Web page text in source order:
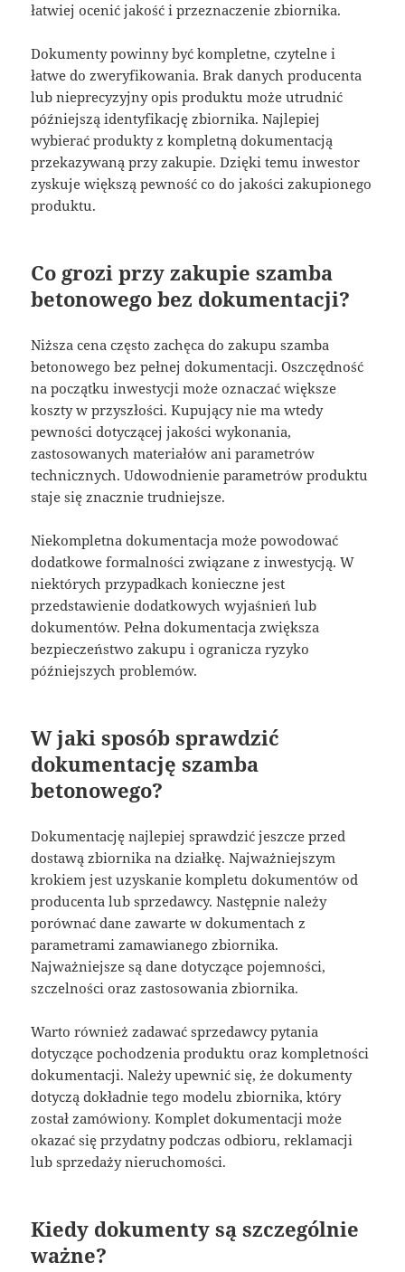
łatwiej ocenić jakość i przeznaczenie zbiornika.
Dokumenty powinny być kompletne, czytelne i
łatwe do zweryfikowania. Brak danych producenta
lub nieprecyzyjny opis produktu może utrudnić
późniejszą identyfikację zbiornika. Najlepiej
wybierać produkty z kompletną dokumentacją
przekazywaną przy zakupie. Dzięki temu inwestor
zyskuje większą pewność co do jakości zakupionego
produktu.
Co grozi przy zakupie szamba
betonowego bez dokumentacji?
Niższa cena często zachęca do zakupu szamba
betonowego bez pełnej dokumentacji. Oszczędność
na początku inwestycji może oznaczać większe
koszty w przyszłości. Kupujący nie ma wtedy
pewności dotyczącej jakości wykonania,
zastosowanych materiałów ani parametrów
technicznych. Udowodnienie parametrów produktu
staje się znacznie trudniejsze.
Niekompletna dokumentacja może powodować
dodatkowe formalności związane z inwestycją. W
niektórych przypadkach konieczne jest
przedstawienie dodatkowych wyjaśnień lub
dokumentów. Pełna dokumentacja zwiększa
bezpieczeństwo zakupu i ogranicza ryzyko
późniejszych problemów.
W jaki sposób sprawdzić
dokumentację szamba
betonowego?
Dokumentację najlepiej sprawdzić jeszcze przed
dostawą zbiornika na działkę. Najważniejszym
krokiem jest uzyskanie kompletu dokumentów od
producenta lub sprzedawcy. Następnie należy
porównać dane zawarte w dokumentach z
parametrami zamawianego zbiornika.
Najważniejsze są dane dotyczące pojemności,
szczelności oraz zastosowania zbiornika.
Warto również zadawać sprzedawcy pytania
dotyczące pochodzenia produktu oraz kompletności
dokumentacji. Należy upewnić się, że dokumenty
dotyczą dokładnie tego modelu zbiornika, który
został zamówiony. Komplet dokumentacji może
okazać się przydatny podczas odbioru, reklamacji
lub sprzedaży nieruchomości.
Kiedy dokumenty są szczególnie
ważne?